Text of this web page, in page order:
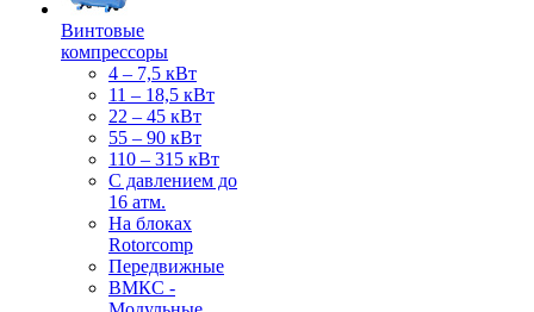
Винтовые
компрессоры
4 – 7,5 кВт
11 – 18,5 кВт
22 – 45 кВт
55 – 90 кВт
110 – 315 кВт
С давлением до
16 атм.
На блоках
Rotorcomp
Передвижные
ВМКС -